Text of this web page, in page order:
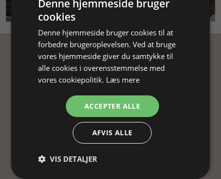
SMYKKEKURSUS
Få inspiration
inspiration, gode tilbud og tips til din
smykkefremstilling.
Ved at tilmelde dig vores nyhedsbrev, accepterer
du vorespersondatapolitik
Denne hjemmeside bruger
cookies
Denne hjemmeside bruger cookies til at
forbedre brugeroplevelsen. Ved at bruge
vores hjemmeside giver du samtykke til
alle cookies i overensstemmelse med
vores cookiepolitik. Læs mere
ACCEPTER ALLE
AFVIS ALLE
VIS DETALJER